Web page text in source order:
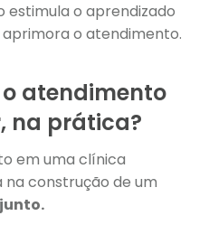
o aprendizado
o atendimento.
atendimento
na prática?
em uma clínica
na construção de um